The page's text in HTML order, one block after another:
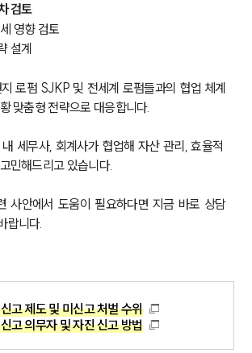
검토
영향 검토
설계
로펌 SJKP 및 전세계 로펌들과의 협업 체계
맞춤형 전략으로 대응합니다.
세무사, 회계사가 협업해 자산 관리, 효율적
민해드리고 있습니다.
사안에서 도움이 필요하다면 지금 바로 상담
랍니다.
고 제도 및 미신고 처벌 수위
고 의무자 및 자진 신고 방법